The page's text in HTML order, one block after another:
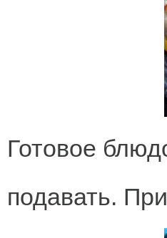
Готовое
подавать.